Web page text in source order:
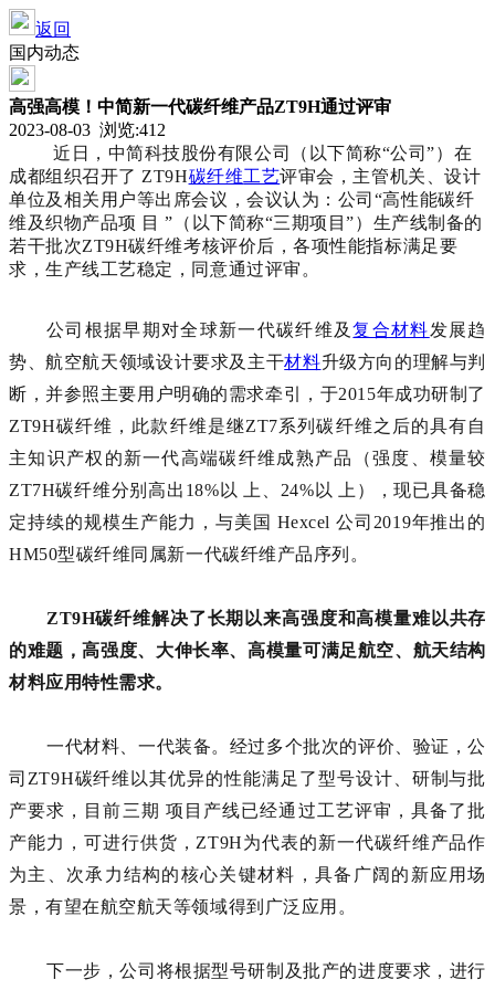
返回
国内动态
高强高模！中简新一代碳纤维产品ZT9H通过评审
2023-08-03 浏览:412
近日，中简科技股份有限公司（以下简称“公司”）在
成都组织召开了 ZT9H碳纤维工艺评审会，主管机关、设计
单位及相关用户等出席会议，会议认为：公司“高性能碳纤
维及织物产品项 目 ”（以下简称“三期项目”）生产线制备的
若干批次ZT9H碳纤维考核评价后，各项性能指标满足要
求，生产线工艺稳定，同意通过评审。
公司根据早期对全球新一代碳纤维及复合材料发展趋
势、航空航天领域设计要求及主干材料升级方向的理解与判
断，并参照主要用户明确的需求牵引，于2015年成功研制了
ZT9H碳纤维，此款纤维是继ZT7系列碳纤维之后的具有自
主知识产权的新一代高端碳纤维成熟产品（强度、模量较
ZT7H碳纤维分别高出18%以 上、24%以 上），现已具备稳
定持续的规模生产能力，与美国 Hexcel 公司2019年推出的
HM50型碳纤维同属新一代碳纤维产品序列。
ZT9H碳纤维解决了长期以来高强度和高模量难以共存
的难题，高强度、大伸长率、高模量可满足航空、航天结构
材料应用特性需求。
一代材料、一代装备。经过多个批次的评价、验证，公
司ZT9H碳纤维以其优异的性能满足了型号设计、研制与批
产要求，目前三期 项目产线已经通过工艺评审，具备了批
产能力，可进行供货，ZT9H为代表的新一代碳纤维产品作
为主、次承力结构的核心关键材料，具备广阔的新应用场
景，有望在航空航天等领域得到广泛应用。
下一步，公司将根据型号研制及批产的进度要求，进行